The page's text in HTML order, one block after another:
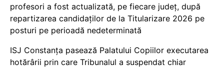
profesori a fost actualizată, pe fiecare județ, după
repartizarea candidaților de la Titularizare 2026 pe
posturi pe perioadă nedeterminată
ISJ Constanța pasează Palatului Copiilor executarea
hotărârii prin care Tribunalul a suspendat chiar